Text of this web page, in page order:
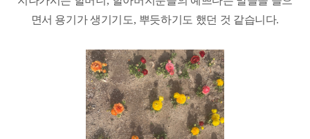
면서 용기가 생기기도, 뿌듯하기도 했던 것 같습니다.